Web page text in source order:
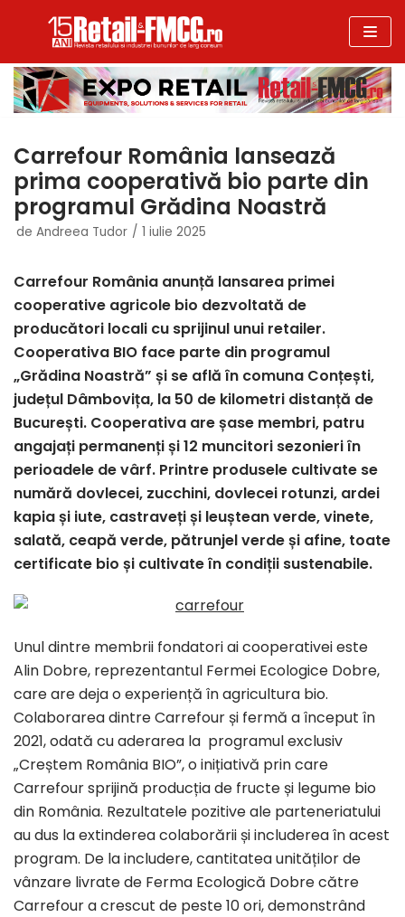
la
conținut
Carrefour România lansează
prima cooperativă bio parte din
programul Grădina Noastră
de Andreea Tudor 1 iulie 2025
Carrefour România anunță lansarea primei
cooperative agricole bio dezvoltată de
producători locali cu sprijinul unui retailer.
Cooperativa BIO face parte din programul
„Grădina Noastră” și se află în comuna Conțești,
județul Dâmbovița, la 50 de kilometri distanță de
București. Cooperativa are șase membri, patru
angajați permanenți și 12 muncitori sezonieri în
perioadele de vârf. Printre produsele cultivate se
numără dovlecei, zucchini, dovlecei rotunzi, ardei
kapia și iute, castraveți și leuștean verde, vinete,
salată, ceapă verde, pătrunjel verde și afine, toate
certificate bio și cultivate în condiții sustenabile.
Unul dintre membrii fondatori ai cooperativei este
Alin Dobre, reprezentantul Fermei Ecologice Dobre,
care are deja o experiență în agricultura bio.
Colaborarea dintre Carrefour și fermă a început în
2021, odată cu aderarea la programul exclusiv
„Creștem România BIO”, o inițiativă prin care
Carrefour sprijină producția de fructe și legume bio
din România. Rezultatele pozitive ale parteneriatului
au dus la extinderea colaborării și includerea în acest
program. De la includere, cantitatea unităților de
vânzare livrate de Ferma Ecologică Dobre către
Carrefour a crescut de peste 10 ori, demonstrând